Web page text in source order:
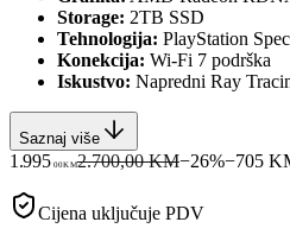
Storage: 2TB SSD
Tehnologija: PlayStation
Konekcija: Wi-Fi 7 podrška
Iskustvo: Napredni Ray
Saznaj više
1.995 00KM2.700,00 KM−26%−705
Cijena uključuje PDV